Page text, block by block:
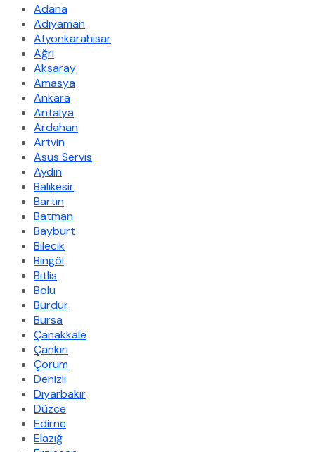
Adana
Adıyaman
Afyonkarahisar
Ağrı
Aksaray
Amasya
Ankara
Antalya
Ardahan
Artvin
Asus Servis
Aydın
Balıkesir
Bartın
Batman
Bayburt
Bilecik
Bingöl
Bitlis
Bolu
Burdur
Bursa
Çanakkale
Çankırı
Çorum
Denizli
Diyarbakır
Düzce
Edirne
Elazığ